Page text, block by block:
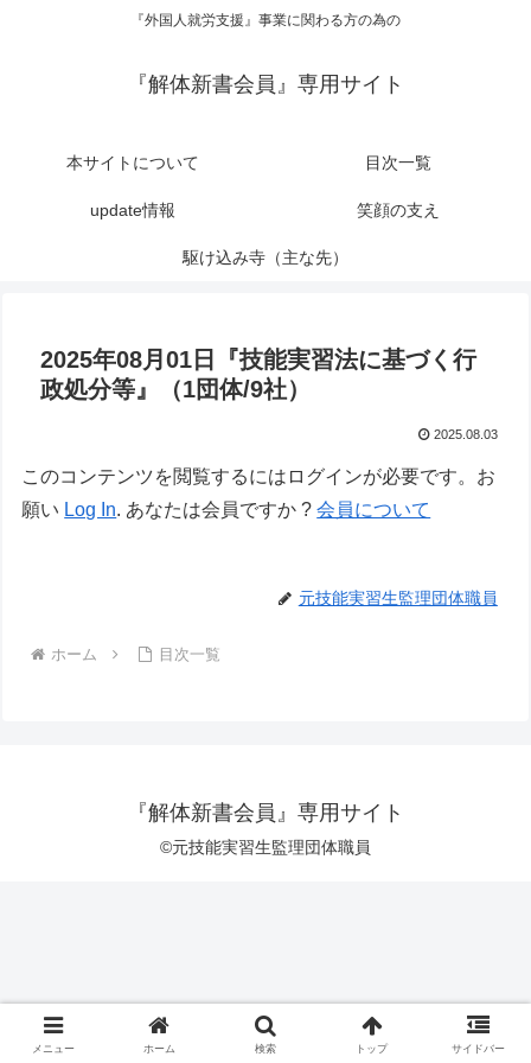
『外国人就労支援』事業に関わる方の為の
『解体新書会員』専用サイト
本サイトについて 目次一覧
update情報 笑顔の支え
駆け込み寺（主な先）
2025年08月01日『技能実習法に基づく行
政処分等』（1団体/9社）
2025.08.03
このコンテンツを閲覧するにはログインが必要です。お
願い Log In. あなたは会員ですか ?会員について
元技能実習生監理団体職員
ホーム 目次一覧
『解体新書会員』専用サイト
©元技能実習生監理団体職員
メニュー ホーム 検索 トップ サイドバー